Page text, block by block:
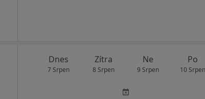
Dnes
7 Srpen
Zítra
8 Srpen
Ne
9 Srpen
Po
10 Srpen